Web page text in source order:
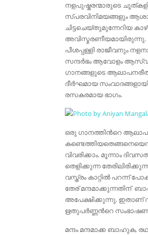
നളപുഷ്കരന്മാരുടെ
‍സ്പരവിനിമയങ്ങളും
ചിട്ടചെയ്തുമുന്നേറിയ
അവിസ്മരണീയമായിരുന്നു.
പീശപ്പള്ളി രാജീവനും
സന്ദര്‍ഭം ആവോളം
ഗാനങ്ങളുടെ
ദീര്‍ഘമായ
രസകരമായ ഭാഗം.
ഒരു ഗാനത്തിന്‍റെ
വിവരിക്കാം. മൂന്നാം
തെളിക്കുന്ന
വസ്ത്രം കാറ്റില്‍ പറന്ന്
തേര്‌ മന്ദമാക്കുന്നതിന്‌
അപേക്ഷിക്കുന്നു. ഇതാണ്‌
ഋതുപര്‍ണ്ണന്‍റെ
മന്ദം മന്ദമാക്ക ബാഹുക,